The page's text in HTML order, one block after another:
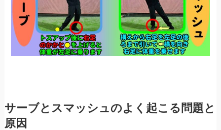
サーブとスマッシュのよく起こる問題と
原因